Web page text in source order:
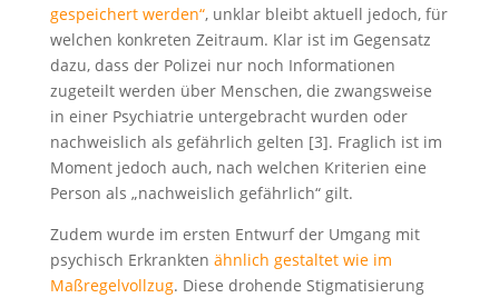
gespeichert werden“, unklar bleibt aktuell jedoch, für
welchen konkreten Zeitraum. Klar ist im Gegensatz
dazu, dass der Polizei nur noch Informationen
zugeteilt werden über Menschen, die zwangsweise
in einer Psychiatrie untergebracht wurden oder
nachweislich als gefährlich gelten [3]. Fraglich ist im
Moment jedoch auch, nach welchen Kriterien eine
Person als „nachweislich gefährlich“ gilt.
Zudem wurde im ersten Entwurf der Umgang mit
psychisch Erkrankten ähnlich gestaltet wie im
Maßregelvollzug. Diese drohende Stigmatisierung